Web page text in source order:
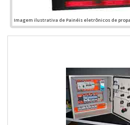
QUALIDADE NO
montagem de quadros elétricos.
itens oferecidos, como painel de
qualidade onde são realizadas as
técnico de engenharia e
atender diversos tipos de
agregados a uma equipe
associados e profissionais
essência de trazer o melhor para
Imagem ilustrativa de Painéis eletrônicos de